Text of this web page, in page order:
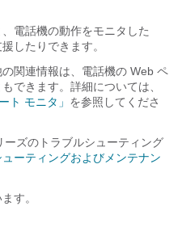
電話機の動作をモニタした
したりできます。
関連情報は、電話機の Web ペ
できます。詳細については、
ト モニタ」 を参照してくださ
ズのトラブルシューティング
ューティングおよびメンテナン
す。